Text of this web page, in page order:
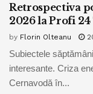
Retrospectiva
2026 la Profi
by Florin Olteanu
Subiectele
interesante. Criza
Cernavodă în...